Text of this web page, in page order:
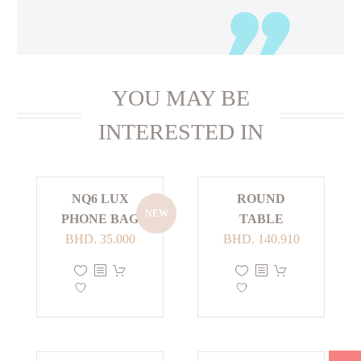
YOU MAY BE
INTERESTED IN
ROUND
TABLE
BHD. 140.910
هناك
العديد
المختلفة
NEW
NQ6 LUX
PHONE BAG
BHD. 35.000
هناك
العديد
المختلفة